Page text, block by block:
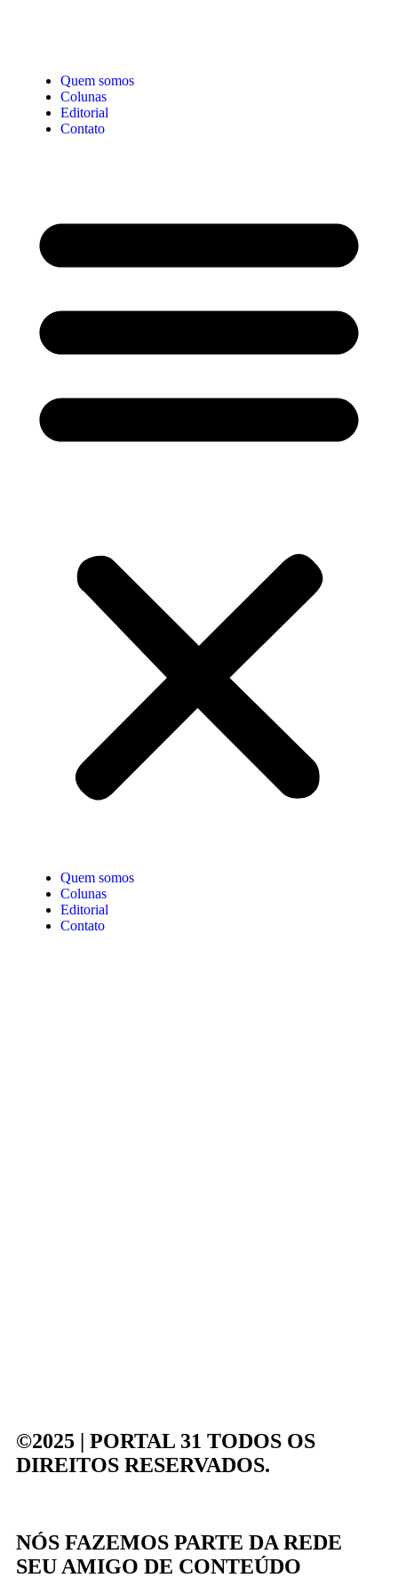
Quem somos
Colunas
Editorial
Contato
Quem somos
Colunas
Editorial
Contato
©2025 | PORTAL 31 TODOS OS
DIREITOS RESERVADOS.
NÓS FAZEMOS PARTE DA REDE
SEU AMIGO DE CONTEÚDO